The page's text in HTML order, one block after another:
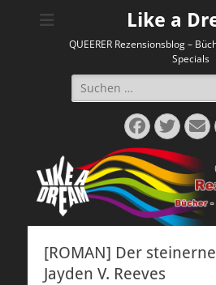
Like a
QUEERER Rezensionsblog –
Specials
Suchen
nach:
E-
[ROMAN] Der
Jayden V. Reeves